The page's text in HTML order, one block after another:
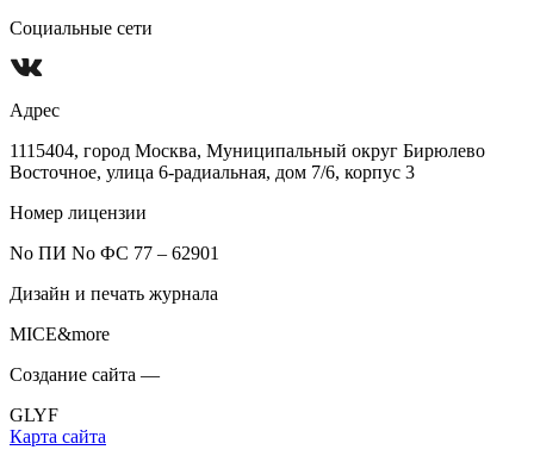
Социальные сети
Адрес
1115404, город Москва, Муниципальный округ Бирюлево
Восточное, улица 6-радиальная, дом 7/6, корпус 3
Номер лицензии
No ПИ No ФС 77 – 62901
Дизайн и печать журнала
MICE&more
Создание сайта —
GLYF
Карта сайта